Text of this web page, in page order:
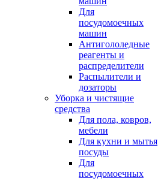
Для
посудомоечных
машин
Антигололедные
реагенты и
распределители
Распылители и
дозаторы
Уборка и чистящие
средства
Для пола, ковров,
мебели
Для кухни и мытья
посуды
Для
посудомоечных